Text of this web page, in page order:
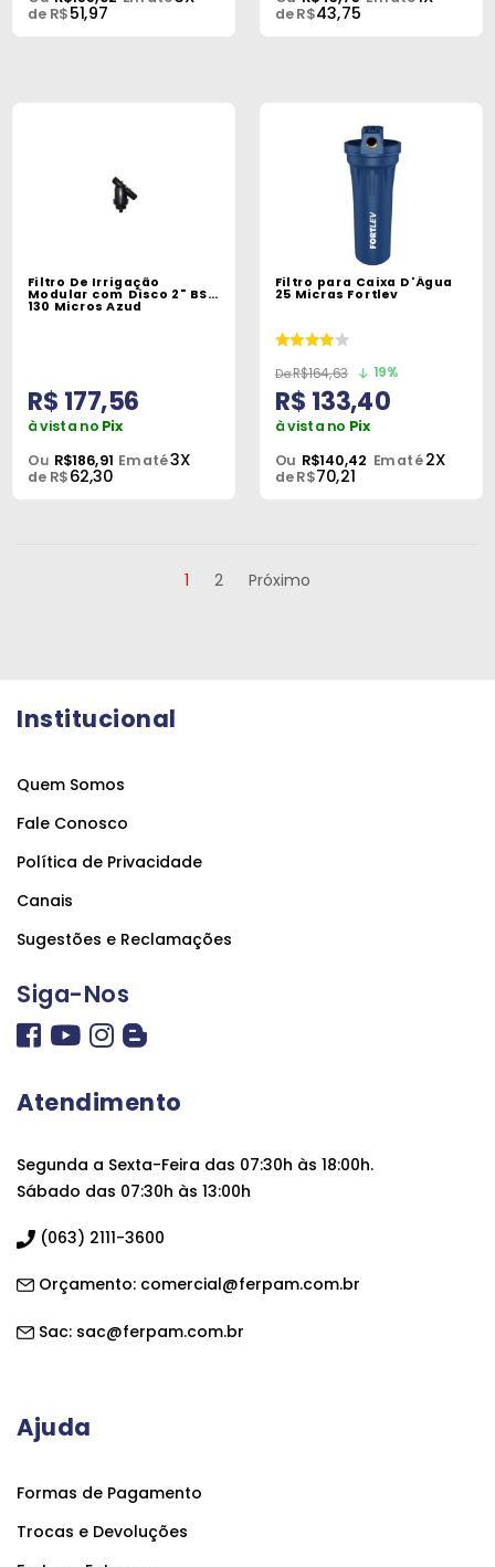
de R$51,97 de R$43,75
Filtro De Irrigação
Modular com Disco 2" BSP
130 Micros Azud
R$ 177,56
à vista no Pix
Ou R$186,91 Em até3X
de R$62,30
Filtro para Caixa D'Água
25 Micras Fortlev
R$164,63 19%
R$ 133,40
à vista no Pix
Ou R$140,42 Em até2X
de R$70,21
1 2 Próximo
Institucional
Quem Somos
Fale Conosco
Política de Privacidade
Canais
Sugestões e Reclamações
Siga-Nos
Atendimento
Segunda a Sexta-Feira das 07:30h às 18:00h.
Sábado das 07:30h às 13:00h
(063) 2111-3600
Orçamento: comercial@ferpam.com.br
Sac: sac@ferpam.com.br
Ajuda
Formas de Pagamento
Trocas e Devoluções